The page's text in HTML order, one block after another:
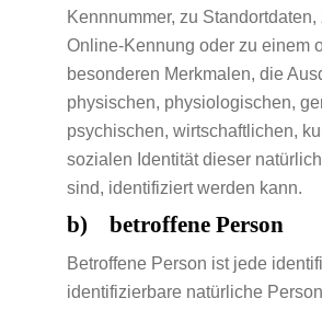
Kennnummer, zu Standortdaten,
Online-Kennung oder zu einem
besonderen Merkmalen, die
physischen, physiologischen,
psychischen, wirtschaftlichen,
sozialen Identität dieser
sind, identifiziert werden kann.
b) betroffene Person
Betroffene Person ist jede
identifizierbare natürliche